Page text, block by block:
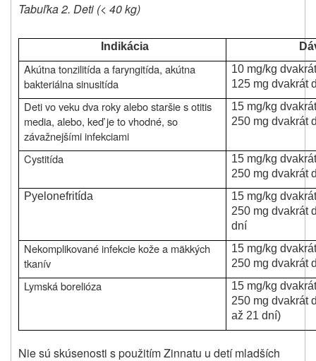
Tabuľka 2. Deti (< 40 kg)
Indikácia
Akútna tonzilitída a faryngitída, akútna
bakteriálna sinusitída
10 mg/kg
125 mg dvakrát
Deti vo veku dva roky alebo staršie s otitis
media, alebo, keď je to vhodné, so
závažnejšími infekciami
15 mg/kg
250 mg dvakrát
Cystitída
15 mg/kg
250 mg dvakrát
Pyelonefritída
15 mg/kg
250 mg dvakrát
dní
Nekomplikované infekcie kože a mäkkých
tkanív
15 mg/kg
250 mg dvakrát
Lymská borelióza
15 mg/kg
250 mg dvakrát
až 21 dní)
Nie sú skúsenosti s použitím Zinnatu u detí mladších